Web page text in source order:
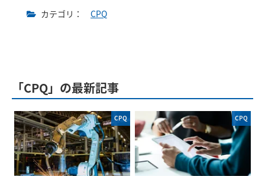
カテゴリ： CPQ
「CPQ」の最新記事
CPQ CPQ